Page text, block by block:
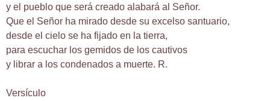
y el pueblo que será creado alabará al Señor.
Que el Señor ha mirado desde su excelso santuario,
desde el cielo se ha fijado en la tierra,
para escuchar los gemidos de los cautivos
y librar a los condenados a muerte. R.
Versículo